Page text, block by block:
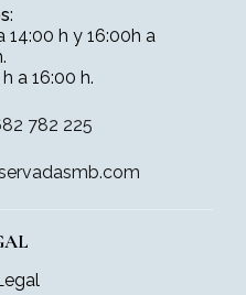
:
14:00 h y 16:00h a
a 16:00 h.
782 225